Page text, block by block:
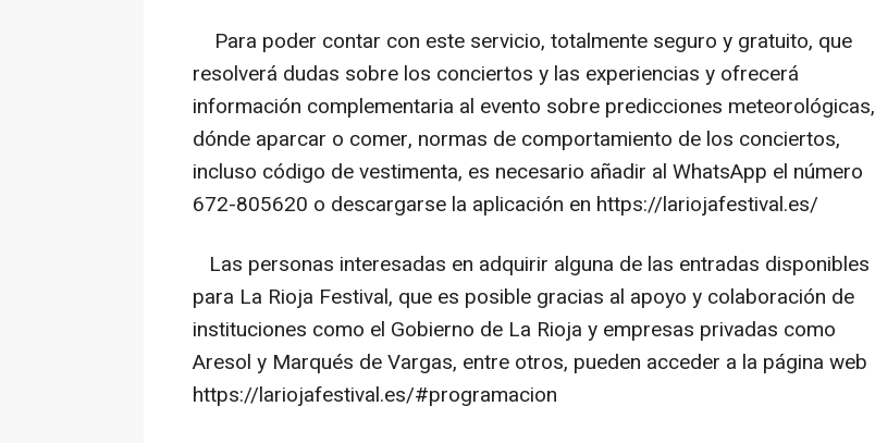
Para poder contar con este servicio, totalmente seguro y gratuito, que
resolverá dudas sobre los conciertos y las experiencias y ofrecerá
información complementaria al evento sobre predicciones meteorológicas,
dónde aparcar o comer, normas de comportamiento de los conciertos,
incluso código de vestimenta, es necesario añadir al WhatsApp el número
672-805620 o descargarse la aplicación en https://lariojafestival.es/
Las personas interesadas en adquirir alguna de las entradas disponibles
para La Rioja Festival, que es posible gracias al apoyo y colaboración de
instituciones como el Gobierno de La Rioja y empresas privadas como
Aresol y Marqués de Vargas, entre otros, pueden acceder a la página web
https://lariojafestival.es/#programacion